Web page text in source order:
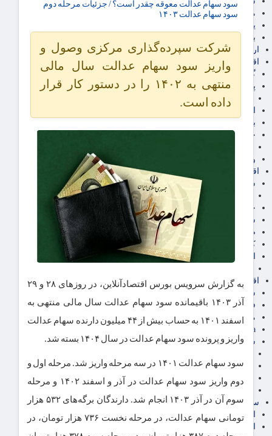
مالیات
یارانه و معیشت مردم
برق، آب و انرژی
ارز دیجیتال
اقتصاد اجتماعی
گردشگری
پزشکی، سلامت و زیبایی
ایران مدلب
بازنشستگان
حقوق و قضایی
ورزشی
اقتصاد شهری و روستایی
شهر و مسکن و عمران
گسترش ساختمان
حمل و نقل
شهرک های صنعتی
صنایع غذایی
کشاورزی و دامداری
اقتصاد بین الملل
سیاسی
فارکس
مناطق آزاد تجاری
24intermedia
سایر اخبار اقتصادی
فناوری
آگهی رسمی و مزایده
سایر رسانه ها
اقتصاد فارسی
سود سهام عدالت معوقه چقدر است؟ / جزئیات مرحله دوم
سود سهام عدالت ۱۴۰۳
شرکت سپرده‌گذاری مرکزی وصول و
واریز سود سهام عدالت سال مالی
منتهی به ۱۴۰۲ را در دستور کار قرار
داده است.
به گزارش سرویس بورس اقتصادآنلاین، در روزهای ۲۸ و ۲۹
آذر ۱۴۰۳ باقیمانده سود سهام عدالت سال مالی منتهی به
اسفند ۱۴۰۱ به حساب بیش از ۴۴ میلیون دارنده سهام عدالت
واریز و پرونده سود سهام عدالت در سال ۱۴۰۴ بسته شد.
سود سهام عدالت ۱۴۰۱ در سه مرحله واریز شد. مرحله اول و
دوم واریز سود سهام عدالت در آذر و اسفند ۱۴۰۲ و مرحله
سوم آن در آذر ۱۴۰۳ انجام شد. دارندگان برگه‌های ۵۳۲ هزار
تومانی سهام عدالت، در مرحله نخست ۷۳۶ هزار تومان، در